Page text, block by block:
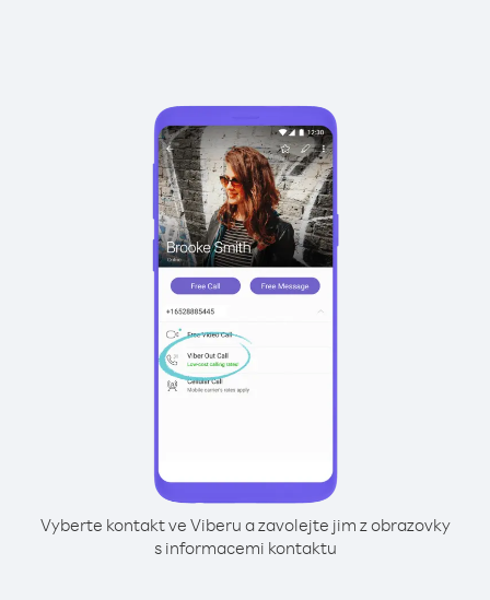
Vyberte kontakt ve Viberu a zavolejte jim z obrazovky
s informacemi kontaktu